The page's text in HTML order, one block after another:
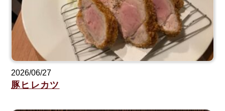
2026/06/27
豚ヒレカツ